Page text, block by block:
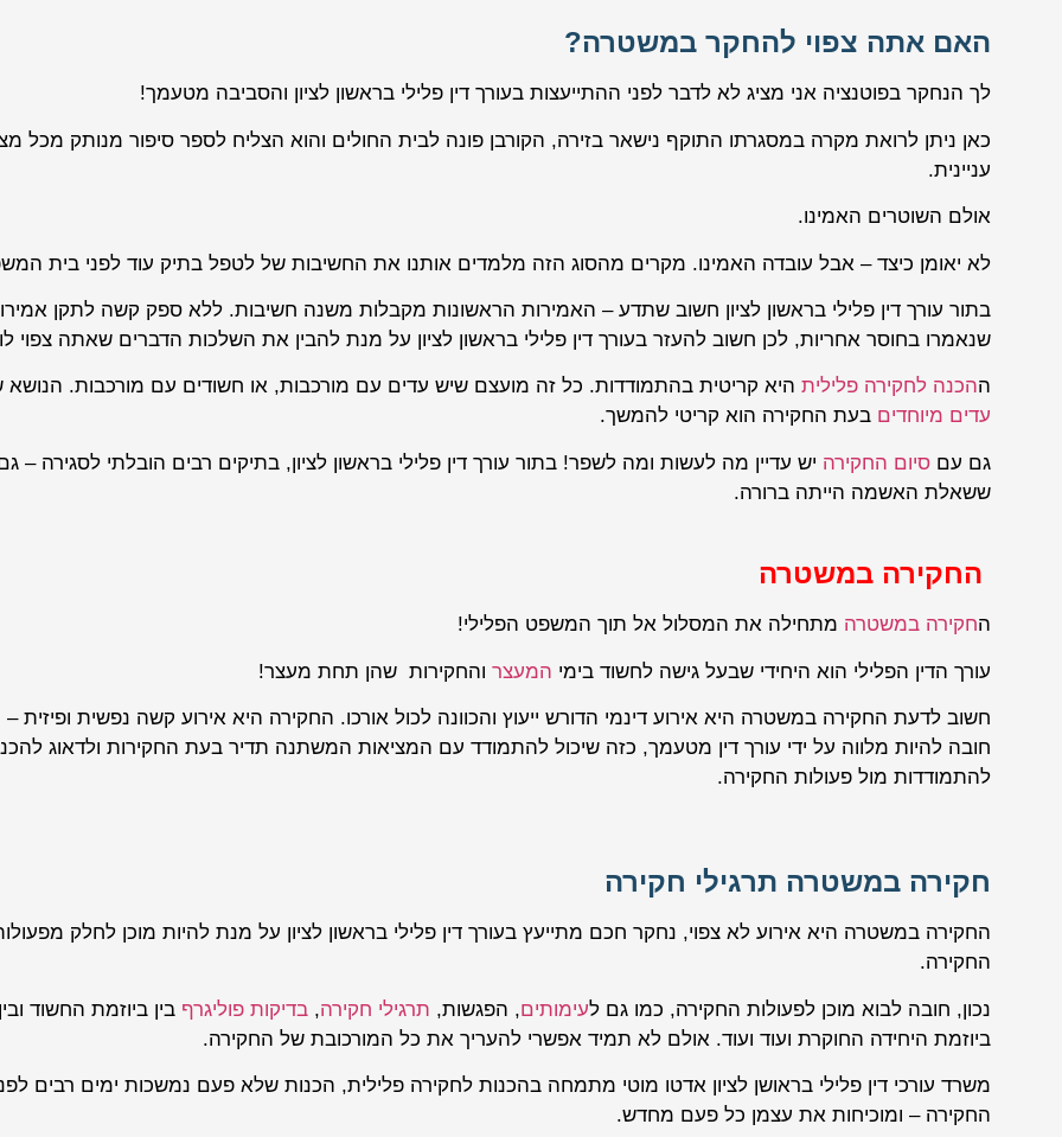
האם אתה צפוי להחקר במשטרה?
לך הנחקר בפוטנציה אני מציג לא לדבר לפני ההתייעצות בעורך דין פלילי בראשון לציון והסביבה מטעמך!
כאן ניתן לרואת מקרה במסגרתו התוקף נישאר בזירה, הקורבן פונה לבית החולים והוא הצליח לספר סיפור מנותק מכל
עניינית.
אולם השוטרים האמינו.
לא יאומן כיצד – אבל עובדה האמינו. מקרים מהסוג הזה מלמדים אותנו את החשיבות של לטפל בתיק עוד לפני בית
בתור עורך דין פלילי בראשון לציון חשוב שתדע – האמירות הראשונות מקבלות משנה חשיבות. ללא ספק קשה לתקן
שנאמרו בחוסר אחריות, לכן חשוב להעזר בעורך דין פלילי בראשון לציון על מנת להבין את השלכות הדברים שאתה צפוי
ההכנה לחקירה פלילית היא קריטית בהתמודדות. כל זה מועצם שיש עדים עם מורכבות, או חשודים עם מורכבות. הנושא
עדים מיוחדים בעת החקירה הוא קריטי להמשך.
גם עם סיום החקירה יש עדיין מה לעשות ומה לשפר! בתור עורך דין פלילי בראשון לציון, בתיקים רבים הובלתי לסגירה –
ששאלת האשמה הייתה ברורה.
החקירה במשטרה
החקירה במשטרה מתחילה את המסלול אל תוך המשפט הפלילי!
עורך הדין הפלילי הוא היחידי שבעל גישה לחשוד בימי המעצר והחקירות שהן תחת מעצר!
חשוב לדעת החקירה במשטרה היא אירוע דינמי הדורש ייעוץ והכוונה לכול אורכו. החקירה היא אירוע קשה נפשית ופיזית –
חובה להיות מלווה על ידי עורך דין מטעמך, כזה שיכול להתמודד עם המציאות המשתנה תדיר בעת החקירות ולדאוג
להתמודדות מול פעולות החקירה.
חקירה במשטרה תרגילי חקירה
החקירה במשטרה היא אירוע לא צפוי, נחקר חכם מתייעץ בעורך דין פלילי בראשון לציון על מנת להיות מוכן לחלק
החקירה.
נכון, חובה לבוא מוכן לפעולות החקירה, כמו גם לעימותים, הפגשות, תרגילי חקירה, בדיקות פוליגרף בין ביוזמת החשוד ובין
ביוזמת היחידה החוקרת ועוד ועוד. אולם לא תמיד אפשרי להעריך את כל המורכובת של החקירה.
משרד עורכי דין פלילי בראושן לציון אדטו מוטי מתמחה בהכנות לחקירה פלילית, הכנות שלא פעם נמשכות ימים רבים
החקירה – ומוכיחות את עצמן כל פעם מחדש.